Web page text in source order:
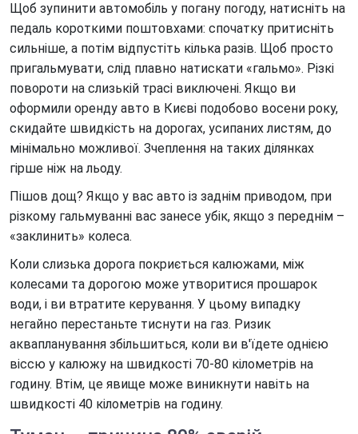
Щоб зупинити автомобіль у погану погоду, натисніть на
педаль короткими поштовхами: спочатку притисніть
сильніше, а потім відпустіть кілька разів. Щоб просто
пригальмувати, слід плавно натискати «гальмо». Різкі
повороти на слизькій трасі виключені. Якщо ви
оформили оренду авто в Києві подобово восени року,
скидайте швидкість на дорогах, усипаних листям, до
мінімально можливої. Зчеплення на таких ділянках
гірше ніж на льоду.
Пішов дощ? Якщо у вас авто із заднім приводом, при
різкому гальмуванні вас занесе убік, якщо з переднім –
«заклинить» колеса.
Коли слизька дорога покриється калюжами, між
колесами та дорогою може утворитися прошарок
води, і ви втратите керування. У цьому випадку
негайно перестаньте тиснути на газ. Ризик
аквапланування збільшиться, коли ви в'їдете однією
віссю у калюжу на швидкості 70-80 кілометрів на
годину. Втім, це явище може виникнути навіть на
швидкості 40 кілометрів на годину.